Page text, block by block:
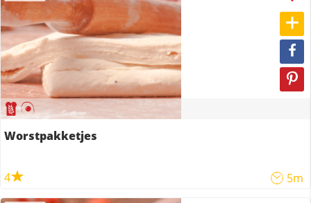
Worstpakketjes
4 5m